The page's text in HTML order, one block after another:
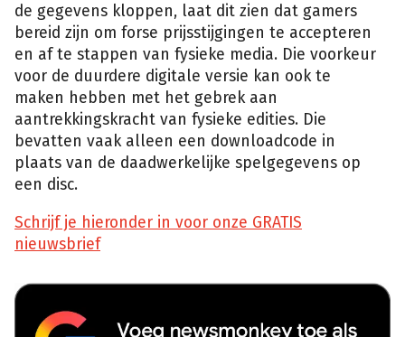
de gegevens kloppen, laat dit zien dat gamers
bereid zijn om forse prijsstijgingen te accepteren
en af te stappen van fysieke media. Die voorkeur
voor de duurdere digitale versie kan ook te
maken hebben met het gebrek aan
aantrekkingskracht van fysieke edities. Die
bevatten vaak alleen een downloadcode in
plaats van de daadwerkelijke spelgegevens op
een disc.
Schrijf je hieronder in voor onze GRATIS
nieuwsbrief